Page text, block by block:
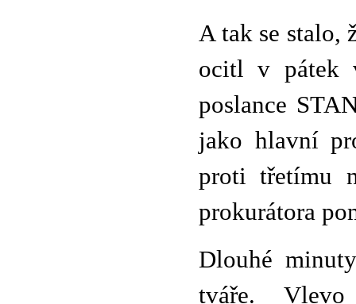
A tak se stalo,
ocitl v pátek
poslance
jako hlavní
proti třetímu
prokurátora
Dlouhé
tváře.